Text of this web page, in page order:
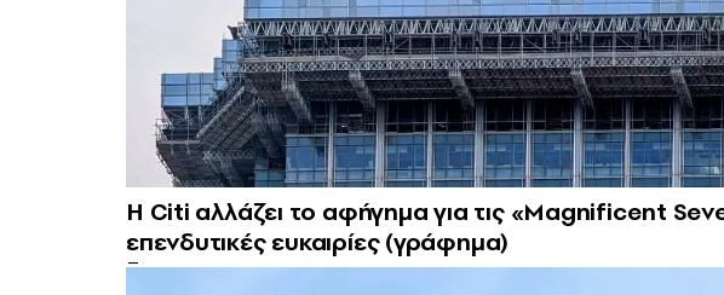
Η Citi αλλάζει το αφήγημα για τις «Magnificent
επενδυτικές ευκαιρίες (γράφημα)